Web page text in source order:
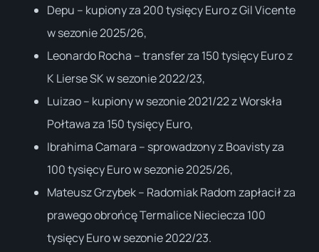
Depu – kupiony za 200 tysięcy Euro z Gil Vicente
w sezonie 2025/26,
Leonardo Rocha – transfer za 150 tysięcy Euro z
K Lierse SK w sezonie 2022/23,
Luizao – kupiony w sezonie 2021/22 z Worskła
Połtawa za 150 tysięcy Euro,
Ibrahima Camara – sprowadzony z Boavisty za
100 tysięcy Euro w sezonie 2025/26,
Mateusz Grzybek – Radomiak Radom zapłacił za
prawego obrońcę Termalice Nieciecza 100
tysięcy Euro w sezonie 2022/23.